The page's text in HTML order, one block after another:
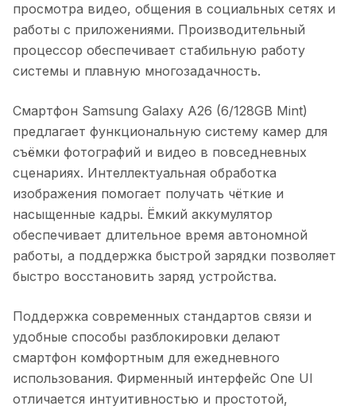
просмотра видео, общения в социальных сетях и
работы с приложениями. Производительный
процессор обеспечивает стабильную работу
системы и плавную многозадачность.
Смартфон Samsung Galaxy A26 (6/128GB Mint)
предлагает функциональную систему камер для
съёмки фотографий и видео в повседневных
сценариях. Интеллектуальная обработка
изображения помогает получать чёткие и
насыщенные кадры. Ёмкий аккумулятор
обеспечивает длительное время автономной
работы, а поддержка быстрой зарядки позволяет
быстро восстановить заряд устройства.
Поддержка современных стандартов связи и
удобные способы разблокировки делают
смартфон комфортным для ежедневного
использования. Фирменный интерфейс One UI
отличается интуитивностью и простотой,